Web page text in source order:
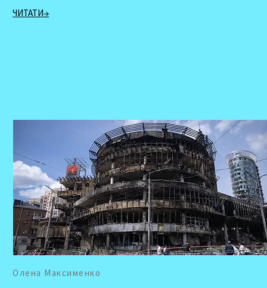
ЧИТАТИ→
Олена Максименко